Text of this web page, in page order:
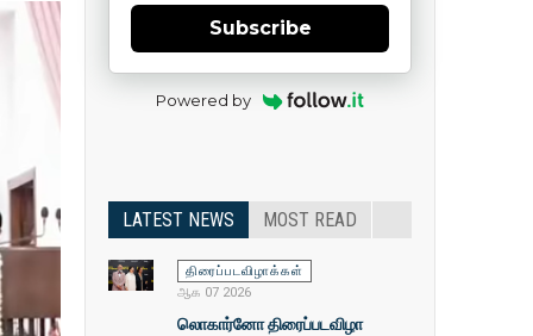
Subscribe
Powered by
LATEST NEWS MOST READ
திரைப்படவிழாக்கள்
ஆக 07 2026
லொகார்னோ திரைப்படவிழா